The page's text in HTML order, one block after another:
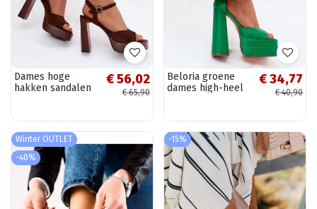
Dames hoge
hakken sandalen
Gralisse
€ 56,02
€ 65,90
Beloria groene
dames high-heel
€ 34,77
€ 40,90
Winter OUTLET
-40%
-15%